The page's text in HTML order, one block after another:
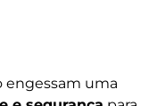
engessam uma